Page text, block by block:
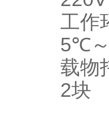
工作
5℃
载物
2块